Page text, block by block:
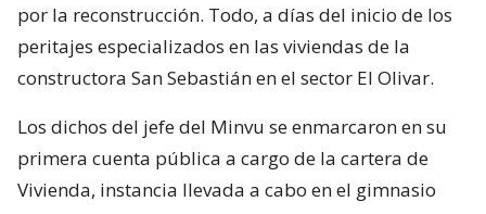
por la reconstrucción. Todo, a días del inicio de los
peritajes especializados en las viviendas de la
constructora San Sebastián en el sector El Olivar.
Los dichos del jefe del Minvu se enmarcaron en su
primera cuenta pública a cargo de la cartera de
Vivienda, instancia llevada a cabo en el gimnasio